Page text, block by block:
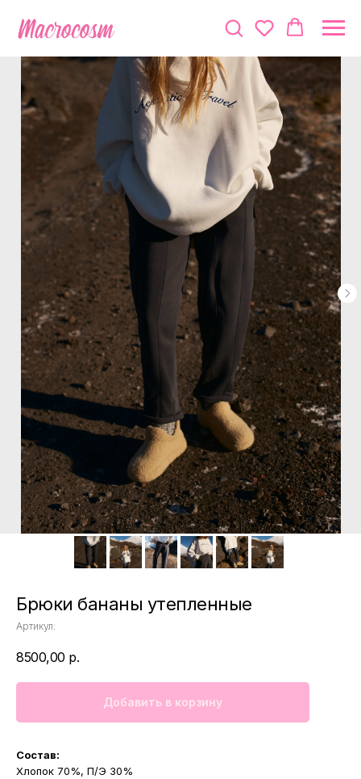
Брюки бананы утепленные
Артикул:
8500,00 р.
Добавить в корзину
Состав:
Хлопок 70%, П/Э 30%